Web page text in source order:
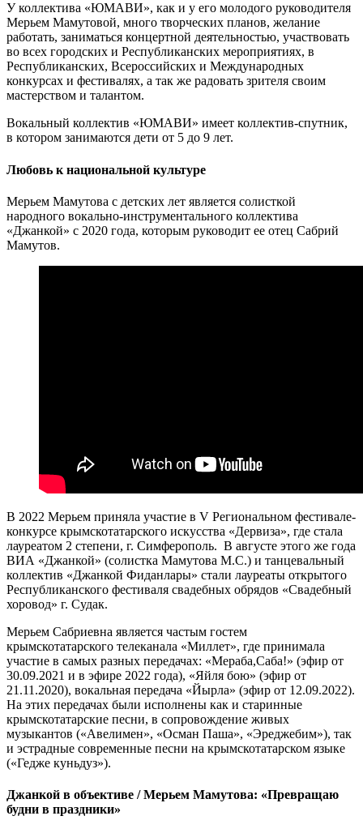
У коллектива «ЮМАВИ», как и у его молодого руководителя
Мерьем Мамутовой, много творческих планов, желание
работать, заниматься концертной деятельностью, участвовать
во всех городских и Республиканских мероприятиях, в
Республиканских, Всероссийских и Международных
конкурсах и фестивалях, а так же радовать зрителя своим
мастерством и талантом.
Вокальный коллектив «ЮМАВИ» имеет коллектив-спутник,
в котором занимаются дети от 5 до 9 лет.
Любовь к национальной культуре
Мерьем Мамутова с детских лет является солисткой
народного вокально-инструментального коллектива
«Джанкой» с 2020 года, которым руководит ее отец Сабрий
Мамутов.
В 2022 Мерьем приняла участие в V Региональном фестивале-
конкурсе крымскотатарского искусства «Дервиза», где стала
лауреатом 2 степени, г. Симферополь. В августе этого же года
ВИА «Джанкой» (солистка Мамутова М.С.) и танцевальный
коллектив «Джанкой Фиданлары» стали лауреаты открытого
Республиканского фестиваля свадебных обрядов «Свадебный
хоровод» г. Судак.
Мерьем Сабриевна является частым гостем
крымскотатарского телеканала «Миллет», где принимала
участие в самых разных передачах: «Мераба,Саба!» (эфир от
30.09.2021 и в эфире 2022 года), «Яйля бою» (эфир от
21.11.2020), вокальная передача «Йырла» (эфир от 12.09.2022).
На этих передачах были исполнены как и старинные
крымскотатарские песни, в сопровождение живых
музыкантов («Авелимен», «Осман Паша», «Эреджебим»), так
и эстрадные современные песни на крымскотатарском языке
(«Гедже куньдуз»).
Джанкой в объективе / Мерьем Мамутова: «Превращаю
будни в праздники»